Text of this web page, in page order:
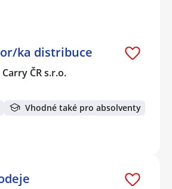
ka distribuce
ČR s.r.o.
Vhodné také pro absolventy